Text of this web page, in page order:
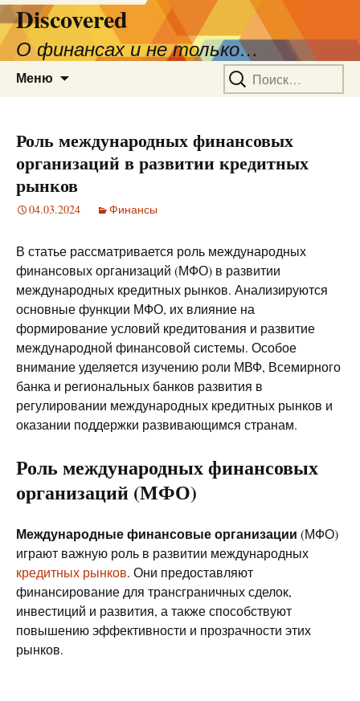
Discovered
О финансах и не только…
Меню Найти:
Роль международных финансовых
организаций в развитии кредитных
рынков
04.03.2024 Финансы
В статье рассматривается роль международных
финансовых организаций (МФО) в развитии
международных кредитных рынков. Анализируются
основные функции МФО, их влияние на
формирование условий кредитования и развитие
международной финансовой системы. Особое
внимание уделяется изучению роли МВФ, Всемирного
банка и региональных банков развития в
регулировании международных кредитных рынков и
оказании поддержки развивающимся странам.
Роль международных финансовых
организаций (МФО)
Международные финансовые организации (МФО)
играют важную роль в развитии международных
кредитных рынков. Они предоставляют
финансирование для трансграничных сделок,
инвестиций и развития, а также способствуют
повышению эффективности и прозрачности этих
рынков.